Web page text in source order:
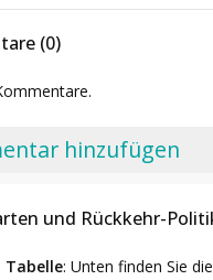
(0)
hinzufügen
und Rückkehr-
Tabelle: Unten finden Sie